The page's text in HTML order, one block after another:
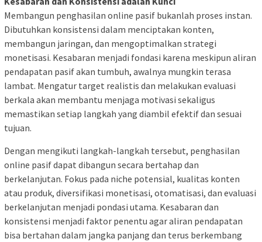
Membangun penghasilan online pasif bukanlah proses instan.
Dibutuhkan konsistensi dalam menciptakan konten,
membangun jaringan, dan mengoptimalkan strategi
monetisasi. Kesabaran menjadi fondasi karena meskipun aliran
pendapatan pasif akan tumbuh, awalnya mungkin terasa
lambat. Mengatur target realistis dan melakukan evaluasi
berkala akan membantu menjaga motivasi sekaligus
memastikan setiap langkah yang diambil efektif dan sesuai
tujuan.
Dengan mengikuti langkah-langkah tersebut, penghasilan
online pasif dapat dibangun secara bertahap dan
berkelanjutan. Fokus pada niche potensial, kualitas konten
atau produk, diversifikasi monetisasi, otomatisasi, dan evaluasi
berkelanjutan menjadi pondasi utama. Kesabaran dan
konsistensi menjadi faktor penentu agar aliran pendapatan
bisa bertahan dalam jangka panjang dan terus berkembang